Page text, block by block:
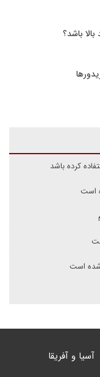
باشد؟
کرده باشد
است
شده است
آسیا و آفریقا